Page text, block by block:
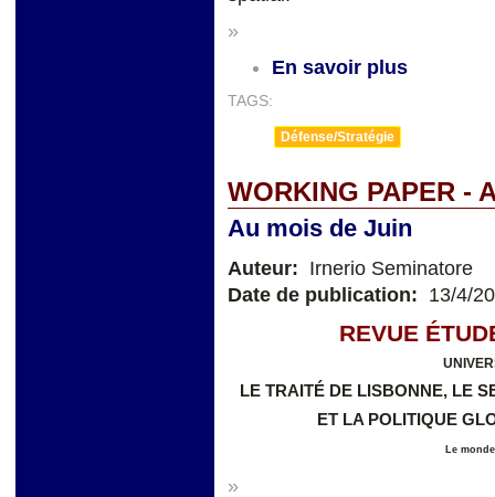
»
En savoir plus
TAGS:
Défense/Stratégie
WORKING PAPER -
Au mois de Juin
Auteur: Irnerio Seminatore
Date de publication: 13/4/
REVUE
LE TRAITÉ DE LISBONNE, LE
ET LA POLITIQUE
Le
»